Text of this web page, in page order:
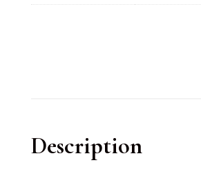
Description